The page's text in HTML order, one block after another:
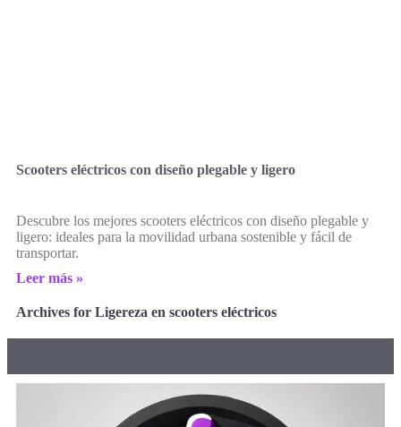
Scooters eléctricos con diseño plegable y ligero
Descubre los mejores scooters eléctricos con diseño plegable y
ligero: ideales para la movilidad urbana sostenible y fácil de
transportar.
Leer más »
Archives for Ligereza en scooters eléctricos